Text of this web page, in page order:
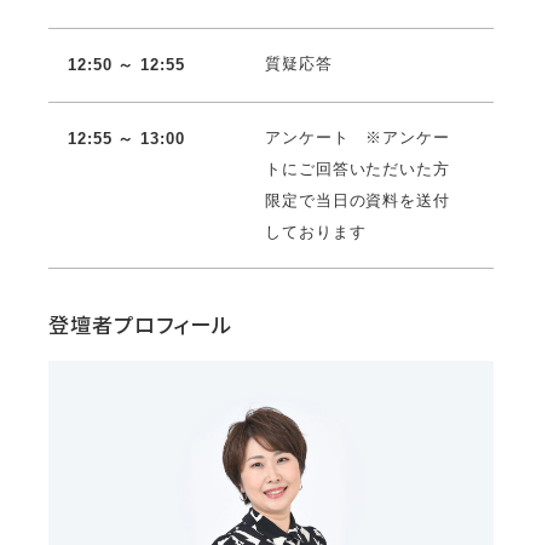
12:50 ～ 12:55 質疑応答
12:55 ～ 13:00
アンケート ※アンケー
トにご回答いただいた方
限定で当日の資料を送付
しております
登壇者プロフィール